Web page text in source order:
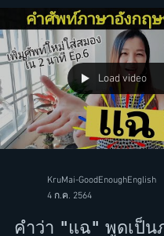
Load video
KruMai-GoodEnoughEnglish